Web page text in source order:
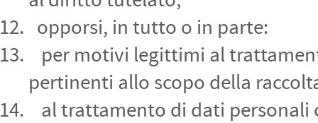
opporsi, in tutto o in parte:
per motivi legittimi al
pertinenti allo scopo della
al trattamento di dati personali